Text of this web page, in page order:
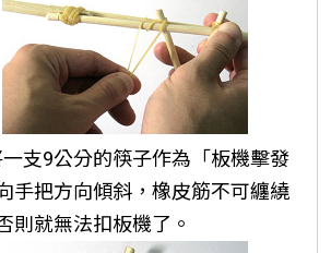
一支9公分的筷子作為「板機擊發
手把方向傾斜，橡皮筋不可纏繞
則就無法扣板機了。